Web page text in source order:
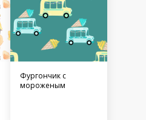
Фургончик с
мороженым